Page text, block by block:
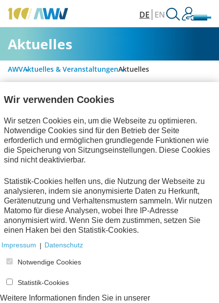
DE EN
Aktuelles
AWVAktuelles & VeranstaltungenAktuelles
Digitalisierung & Modernisierung
Handel und elektronische Kommunikation
Interviews
Publikationen zum Verein
Keine Nachrichten verfügbar.
Wir verwenden Cookies
Wir setzen Cookies ein, um die Webseite zu optimieren.
Notwendige Cookies sind für den Betrieb der Seite
erforderlich und ermöglichen grundlegende Funktionen wie
die Speicherung von Sitzungseinstellungen. Diese Cookies
sind nicht deaktivierbar.
Statistik-Cookies helfen uns, die Nutzung der Webseite zu
analysieren, indem sie anonymisierte Daten zu Herkunft,
Gerätenutzung und Verhaltensmustern sammeln. Wir nutzen
Matomo für diese Analysen, wobei Ihre IP-Adresse
anonymisiert wird. Wenn Sie dem zustimmen, setzen Sie
einen Haken bei den Statistik-Cookies.
Impressum | Datenschutz
Notwendige Cookies
Statistik-Cookies
Weitere Informationen finden Sie in unserer